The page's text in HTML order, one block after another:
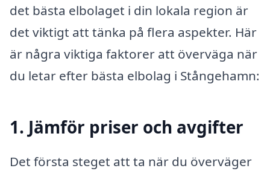
det bästa elbolaget i din lokala region är
det viktigt att tänka på flera aspekter. Här
är några viktiga faktorer att överväga när
du letar efter bästa elbolag i Stångehamn:
1. Jämför priser och avgifter
Det första steget att ta när du överväger